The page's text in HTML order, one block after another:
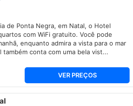
de Ponta Negra, em Natal, o Hotel
com WiFi gratuito. Você pode
enquanto admira a vista para o mar
também conta com uma bela vist...
VER PREÇOS